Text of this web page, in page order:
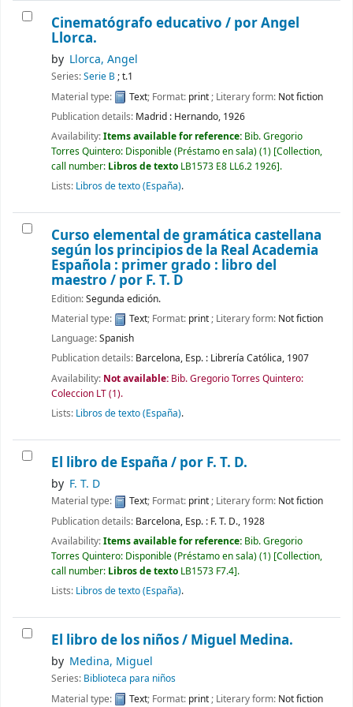
Cinematógrafo educativo / por Angel
Llorca.
by Llorca, Angel
Series:Serie B; t.1
Material type:
Text; Format: print ; Literary form: Not fiction
Publication details: Madrid : Hernando, 1926
Availability:Items available for reference: Bib. Gregorio
Torres Quintero: Disponible (Préstamo en sala)(1) Collection,
call number: Libros de texto LB1573 E8 LL6.2 1926 .
Lists: Libros de texto (España).
Curso elemental de gramática castellana
según los principios de la Real Academia
Española : primer grado : libro del
maestro / por F. T. D
Edition:Segunda edición.
Material type:
Text; Format: print; Literary form: Not fiction
Language:Spanish
Publication details: Barcelona, Esp. : Librería Católica, 1907
Availability: Not available: Bib. Gregorio Torres Quintero:
Coleccion LT(1).
Lists: Libros de texto (España).
El libro de España / por F. T. D.
by F. T. D
Material type: Text; Format: print; Literary form: Not fiction
Publication details: Barcelona, Esp. : F. T. D., 1928
Availability:Items available for reference: Bib. Gregorio
Torres Quintero: Disponible (Préstamo en sala)(1) Collection,
call number: Libros de texto LB1573 F7.4 .
Lists: Libros de texto (España).
El libro de los niños / Miguel Medina.
by Medina, Miguel
Series: Biblioteca para niños
Material type:
Text; Format: print ; Literary form: Not fiction